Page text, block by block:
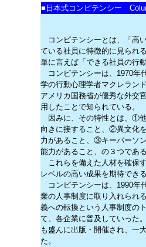
■ 日本式コンピテンシー
コンピテンシーとは、「高
ている社員に特徴的に見られ
単に言えば「できる社員の行
コンピテンシーは、1970年
学の行動心理学者マクレラン
アメリカ国務省が優秀な外交
用したことで知られている。
因みに、その特性とは、①
向きに接すること、②異文化
力があること、③キーパーソ
能力があること、の３つである
これらを備えた人材を確保
レベルの高い成果を期待でき
コンピテンシーは、1990年
業の人事制度に取り入れられ
義への転換という人事制度の
て、各企業に普及していった
も盛んに出版・開催され、一
た。